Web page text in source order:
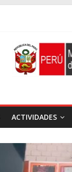
ACTIVIDADES